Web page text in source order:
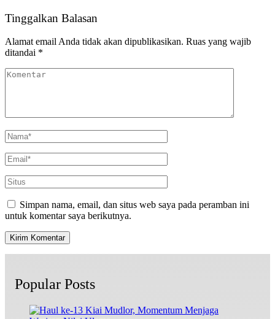
Tinggalkan Balasan
Alamat email Anda tidak akan dipublikasikan. Ruas yang wajib
ditandai *
Simpan nama, email, dan situs web saya pada peramban ini
untuk komentar saya berikutnya.
Popular Posts